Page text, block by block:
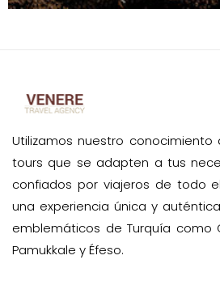
Utilizamos nuestro
tours que se adapten a tus
confiados por viajeros de todo
una experiencia única y
emblemáticos de Turquía como
Pamukkale y Éfeso.